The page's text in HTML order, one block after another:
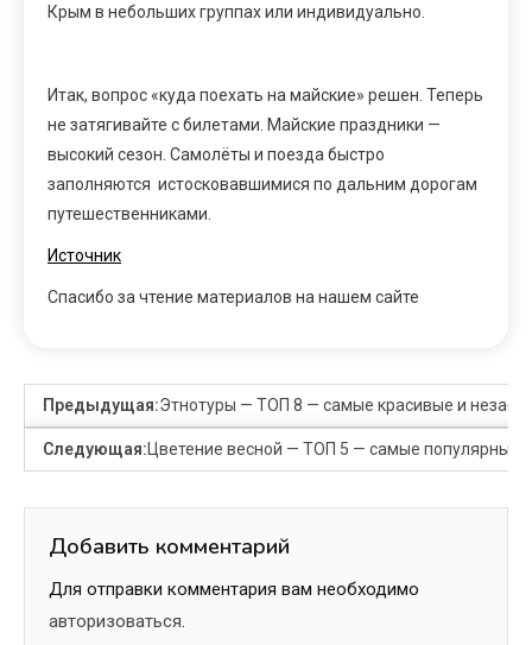
Крым в небольших группах или индивидуально.
Итак, вопрос «куда поехать на майские» решен. Теперь
не затягивайте с билетами. Майские праздники —
высокий сезон. Самолёты и поезда быстро
заполняются истосковавшимися по дальним дорогам
путешественниками.
Источник
Спасибо за чтение материалов на нашем сайте
Предыдущая:Этнотуры — ТОП 8 — самые красивые и
Следующая:Цветение весной — ТОП 5 — самые популярные
Добавить комментарий
Для отправки комментария вам необходимо
авторизоваться.